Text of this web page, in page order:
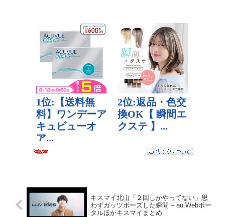
キスマイ北山「２回しかやってない」思
わずガッツポーズした瞬間 – au Webポー
タルほかキスマイまとめ